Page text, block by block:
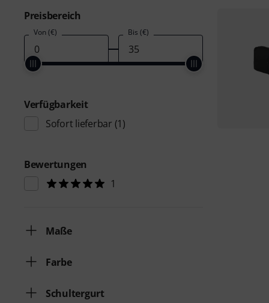
Preisbereich
Von (€) Bis (€)
Verfügbarkeit
Sofort lieferbar (1)
Bewertungen
1
Maße
Farbe
Schultergurt